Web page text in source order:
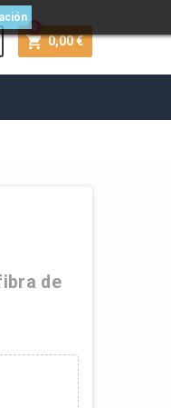
 0,00 €
0
de